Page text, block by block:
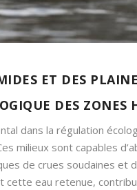
ET DES
DES ZONES
dans la régulation
milieux sont capables
de crues soudaines et
eau retenue,